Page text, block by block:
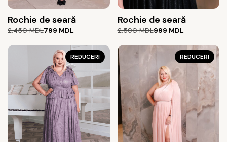
Rochie de seară
2.450MDL
Prețul
a
799 MDL
Prețul
este:
Rochie de seară
2.590MDL
Prețul
a
fost:
2.590 MDL.
999 MDL
Prețul
este:
999 MDL.
REDUCERI REDUCERI